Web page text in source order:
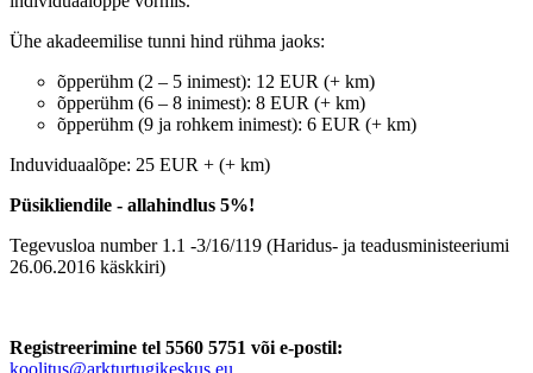
Ühe akadeemilise tunni hind rühma jaoks:
õpperühm (2 – 5 inimest): 12 EUR (+ km)
õpperühm (6 – 8 inimest): 8 EUR (+ km)
õpperühm (9 ja rohkem inimest): 6 EUR (+ km)
Induviduaalõpe: 25 EUR + (+ km)
Püsikliendile - allahindlus 5%!
Tegevusloa number 1.1 -3/16/119 (Haridus- ja teadusministeeriumi
26.06.2016 käskkiri)
Registreerimine tel 5560 5751 või e-postil:
koolitus@arkturtugikeskus.eu